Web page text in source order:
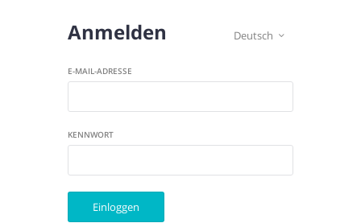
Deutsch 
Anmelden
E-MAIL-ADRESSE
KENNWORT
Einloggen